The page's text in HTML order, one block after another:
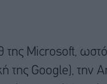
Microsoft,
της Google), την